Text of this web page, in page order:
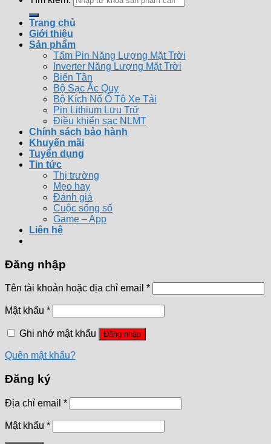
Trang chủ
Giới thiệu
Sản phẩm
Tấm Pin Năng Lượng Mặt Trời
Inverter Năng Lượng Mặt Trời
Biến Tần
Bộ Sạc Ắc Quy
Bộ Kích Nổ Ô Tô Xe Tải
Pin Lithium Lưu Trữ
Điều khiển sạc NLMT
Chính sách bảo hành
Khuyến mãi
Tuyển dụng
Tin tức
Thị trường
Mẹo hay
Đánh giá
Cuộc sống số
Game – App
Liên hệ
Đăng nhập
Tên tài khoản hoặc địa chỉ email *
Mật khẩu *
Ghi nhớ mật khẩu Đăng nhập
Quên mật khẩu?
Đăng ký
Địa chỉ email *
Mật khẩu *